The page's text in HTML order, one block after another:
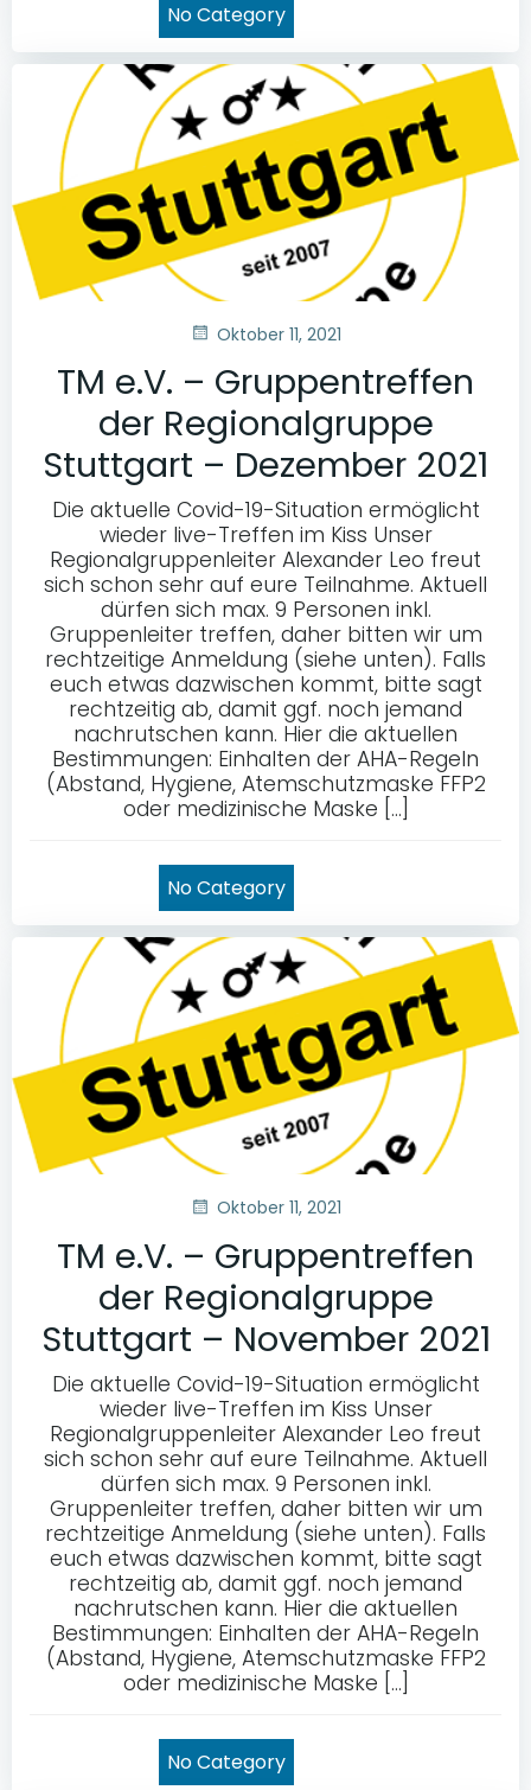
No Category
Oktober 11, 2021
TM e.V. – Gruppentreffen
der Regionalgruppe
Stuttgart – Dezember 2021
Die aktuelle Covid-19-Situation ermöglicht
wieder live-Treffen im Kiss Unser
Regionalgruppenleiter Alexander Leo freut
sich schon sehr auf eure Teilnahme. Aktuell
dürfen sich max. 9 Personen inkl.
Gruppenleiter treffen, daher bitten wir um
rechtzeitige Anmeldung (siehe unten). Falls
euch etwas dazwischen kommt, bitte sagt
rechtzeitig ab, damit ggf. noch jemand
nachrutschen kann. Hier die aktuellen
Bestimmungen: Einhalten der AHA-Regeln
(Abstand, Hygiene, Atemschutzmaske FFP2
oder medizinische Maske […]
No Category
Oktober 11, 2021
TM e.V. – Gruppentreffen
der Regionalgruppe
Stuttgart – November 2021
Die aktuelle Covid-19-Situation ermöglicht
wieder live-Treffen im Kiss Unser
Regionalgruppenleiter Alexander Leo freut
sich schon sehr auf eure Teilnahme. Aktuell
dürfen sich max. 9 Personen inkl.
Gruppenleiter treffen, daher bitten wir um
rechtzeitige Anmeldung (siehe unten). Falls
euch etwas dazwischen kommt, bitte sagt
rechtzeitig ab, damit ggf. noch jemand
nachrutschen kann. Hier die aktuellen
Bestimmungen: Einhalten der AHA-Regeln
(Abstand, Hygiene, Atemschutzmaske FFP2
oder medizinische Maske […]
No Category